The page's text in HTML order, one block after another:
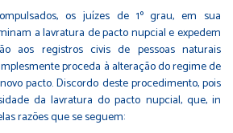
os juízes de 1º grau, em sua
a lavratura de pacto nupcial e expedem
aos registros civis de pessoas naturais
proceda à alteração do regime de
pacto. Discordo deste procedimento, pois
da lavratura do pacto nupcial, que, in
razões que se seguem: